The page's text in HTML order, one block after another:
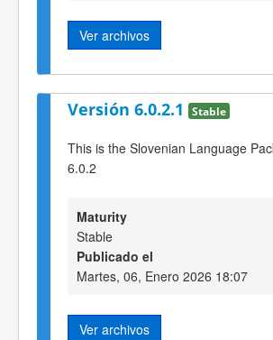
Ver archivos
Versión 6.0.2.1 Stable
This is the Slovenian Language
6.0.2
Maturity
Stable
Publicado el
Martes, 06, Enero 2026 18:07
Ver archivos